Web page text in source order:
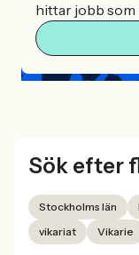
hittar jobb som
Sök efter
Stockholms län
vikariat
Vikarie